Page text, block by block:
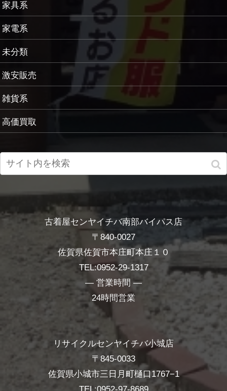
家具系
家電系
未分類
激安販売
雑貨系
高価買取
古着屋センヤイチバ南部バイパス店
〒840-0027
佐賀県佐賀市本庄町本庄１０
TEL:0952-29-1317
― 営業時間 ―
24時間営業
リサイクルセンヤイチバ小城店
〒845-0033
佐賀県小城市三日月町樋口1767−1